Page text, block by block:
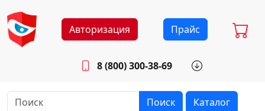
Авторизация Прайс
8 (800) 300-38-69
Будни: 8.30 - 17.00
Поиск Каталог